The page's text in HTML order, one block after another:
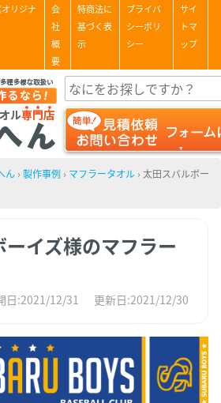
リジナ
会
社
概
要
特商法に
基づく表
示
プライバ
シーポリ
シー
サイ
トマ
ップ
ん › 製作事例 › マフラータオル › 太田スバルボー
イズ様のマフラー
日:2021/12/31 更新日:2021/12/30